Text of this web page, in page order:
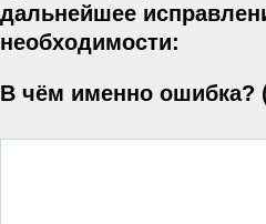
дальнейшее
необходимости:
В чём именно ошибка?